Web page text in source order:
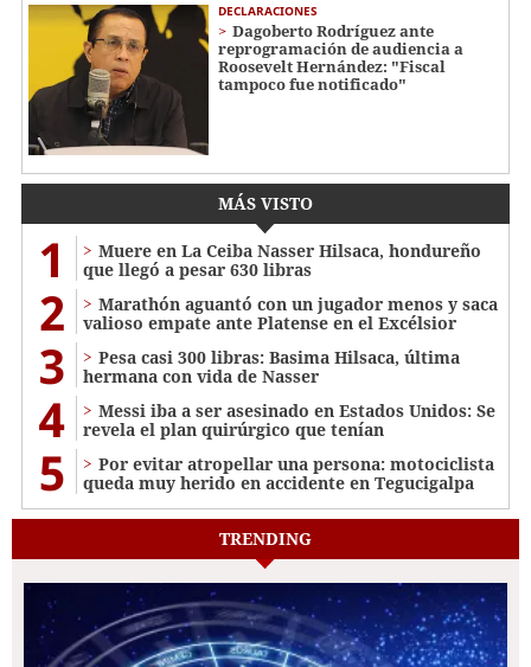
DECLARACIONES
Dagoberto Rodríguez ante
reprogramación de audiencia a
Roosevelt Hernández: "Fiscal
tampoco fue notificado"
MÁS VISTO
1
Muere en La Ceiba Nasser Hilsaca, hondureño
que llegó a pesar 630 libras
2
Marathón aguantó con un jugador menos y saca
valioso empate ante Platense en el Excélsior
3
Pesa casi 300 libras: Basima Hilsaca, última
hermana con vida de Nasser
4
Messi iba a ser asesinado en Estados Unidos: Se
revela el plan quirúrgico que tenían
5
Por evitar atropellar una persona: motociclista
queda muy herido en accidente en Tegucigalpa
TRENDING